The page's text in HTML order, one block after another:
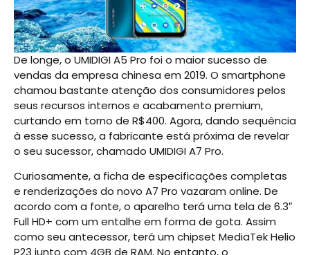
De longe, o UMIDIGI A5 Pro foi o maior sucesso de
vendas da empresa chinesa em 2019. O smartphone
chamou bastante atenção dos consumidores pelos
seus recursos internos e acabamento premium,
curtando em torno de R$400. Agora, dando sequência
à esse sucesso, a fabricante está próxima de revelar
o seu sucessor, chamado UMIDIGI A7 Pro.
Curiosamente, a ficha de especificações completas
e renderizações do novo A7 Pro vazaram online. De
acordo com a fonte, o aparelho terá uma tela de 6.3″
Full HD+ com um entalhe em forma de gota. Assim
como seu antecessor, terá um chipset MediaTek Helio
P23 junto com 4GB de RAM. No entanto, o